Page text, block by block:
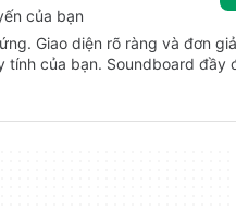
của bạn
Giao diện rõ ràng và đơn
của bạn. Soundboard đầy